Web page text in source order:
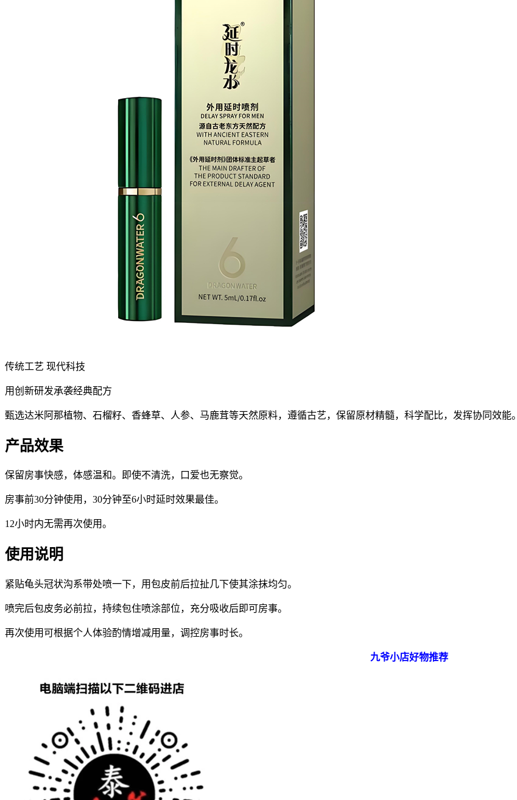
传统工艺 现代科技
用创新研发承袭经典配方
甄选达米阿那植物、石榴籽、香蜂草、人参、马鹿茸等天然原料，遵循古艺，保留原材精髓，科学配比，发挥协同效能。
产品效果
保留房事快感，体感温和。即使不清洗，口爱也无察觉。
房事前30分钟使用，30分钟至6小时延时效果最佳。
12小时内无需再次使用。
使用说明
紧贴龟头冠状沟系带处喷一下，用包皮前后拉扯几下使其涂抹均匀。
喷完后包皮务必前拉，持续包住喷涂部位，充分吸收后即可房事。
再次使用可根据个人体验酌情增减用量，调控房事时长。
九爷小店好物推荐